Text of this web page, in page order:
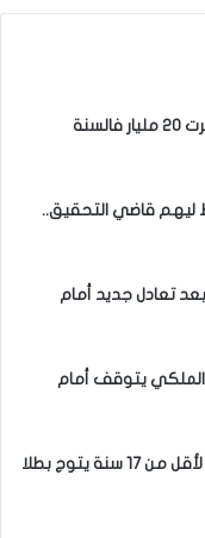
أيت منا: “الوداد اليوم عايشة بسبابي وخسرت 20 مليار فالسنة
ليهم قاضي التحقيق..
بعد تعادل جديد أمام
يتوقف أمام
على عرش شمال إفريقيا: المنتخب الوطني لأقل من 17 سنة يتوج بطلا